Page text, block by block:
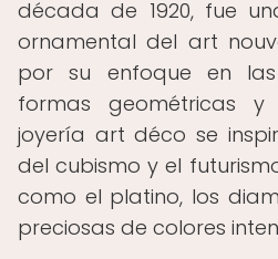
década de 1920, fue
ornamental del art
por su enfoque en
formas geométricas
joyería art déco se
del cubismo y el
como el platino, los
preciosas de colores